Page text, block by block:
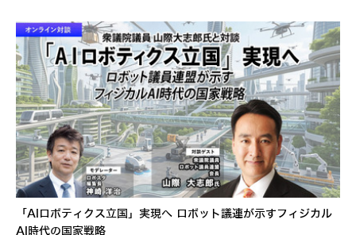
「AIロボティクス立国」実現へ ロボット議連が示すフィジカル
AI時代の国家戦略